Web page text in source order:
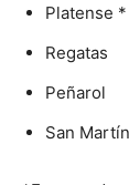
Platense *
Regatas
Peñarol
San Martín